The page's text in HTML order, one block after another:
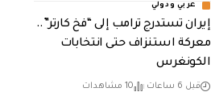
عربي ودولي
إيران تستدرج ترامب إلى “فخ كارتر”..
معركة استنزاف حتى انتخابات
الكونغرس
قبل 6 ساعات 10 مشاهدات